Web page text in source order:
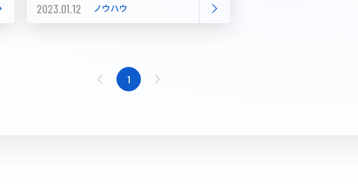
2023.01.12 ノウハウ
1